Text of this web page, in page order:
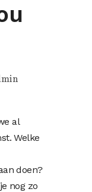
al
Welke
doen?
nog zo